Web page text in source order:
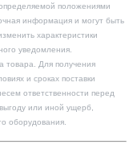
положениями
информация и могут быть
характеристики
уведомления.
товара. Для получения
и сроках поставки
ответственности перед
или иной ущерб,
оборудования.